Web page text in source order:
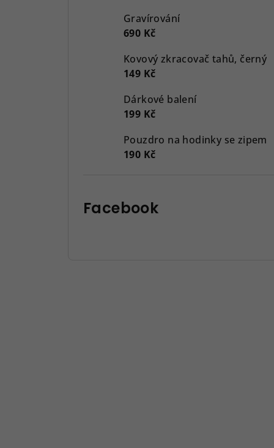
Gravírování
690 Kč
Kovový zkracovač tahů, černý
149 Kč
Dárkové balení
199 Kč
Pouzdro na hodinky se zipem
190 Kč
Facebook